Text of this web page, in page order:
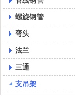
螺旋钢管
弯头
法兰
三通
支吊架